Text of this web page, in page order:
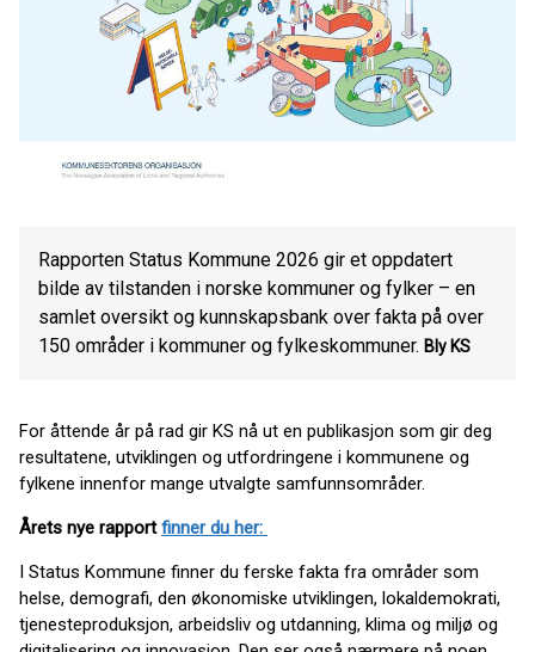
Rapporten Status Kommune 2026 gir et oppdatert
bilde av tilstanden i norske kommuner og fylker – en
samlet oversikt og kunnskapsbank over fakta på over
150 områder i kommuner og fylkeskommuner. Bly KS
For åttende år på rad gir KS nå ut en publikasjon som gir deg
resultatene, utviklingen og utfordringene i kommunene og
fylkene innenfor mange utvalgte samfunnsområder.
Årets nye rapportfinner du her:
I Status Kommune finner du ferske fakta fra områder som
helse, demografi, den økonomiske utviklingen, lokaldemokrati,
tjenesteproduksjon, arbeidsliv og utdanning, klima og miljø og